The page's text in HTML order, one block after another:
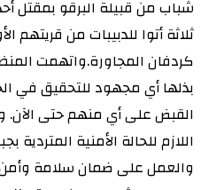
شباب من قبيلة البرقو بمقتل
ثلاثة أتوا للدبيبات من قريتهم
كردفان المجاورة.واتهمت
بذلها أي مجهود للتحقيق في
القبض على أي منهم حتى الآن.
اللازم للحالة الأمنية
والعمل على ضمان سلامة وأمن